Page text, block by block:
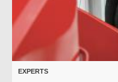
EXPERTS